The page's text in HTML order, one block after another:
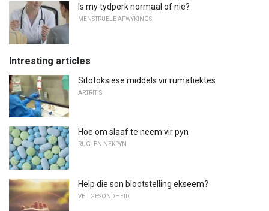
Is my tydperk normaal of nie?
MENSTRUELE AFWYKINGS
Intresting articles
Sitotoksiese middels vir rumatiektes
ARTRITIS
Hoe om slaaf te neem vir pyn
RUG- EN NEKPYN
Help die son blootstelling ekseem?
VEL GESONDHEID